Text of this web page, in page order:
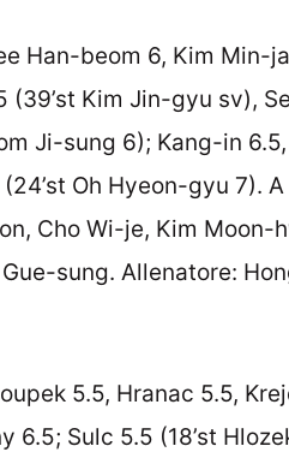
Han-beom 6, Kim Min-
(39’st Kim Jin-gyu sv),
Ji-sung 6); Kang-in
Oh Hyeon-gyu 7).
Cho Wi-je, Kim Moon-
sung. Allenatore:
5.5, Hranac 5.5,
6.5; Sulc 5.5 (18’st